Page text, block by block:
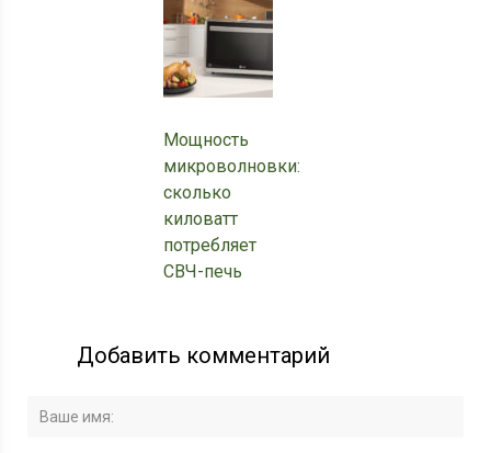
Мощность
микроволновки:
сколько
киловатт
потребляет
СВЧ-печь
Добавить комментарий